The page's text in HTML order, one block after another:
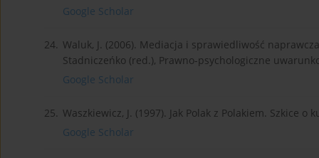
Google Scholar
24. Waluk, J. (2006). Mediacja i sprawiedliwość
Stadniczeńko (red.), Prawno-psychologiczne
Google Scholar
25. Waszkiewicz, J. (1997). Jak Polak z Polakiem. Szkice
Google Scholar